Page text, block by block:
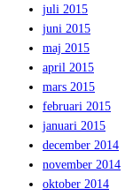
juli 2015
juni 2015
maj 2015
april 2015
mars 2015
februari 2015
januari 2015
december 2014
november 2014
oktober 2014